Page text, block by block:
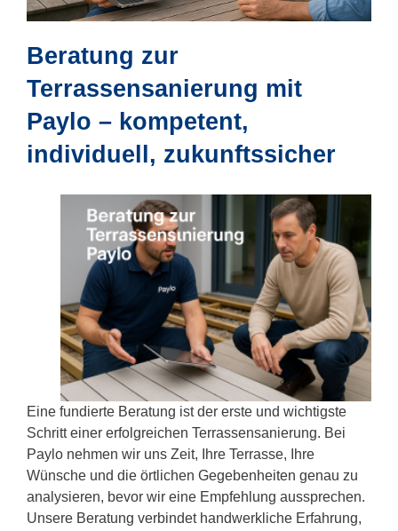
Beratung zur
Terrassensanierung mit
Paylo – kompetent,
individuell, zukunftssicher
Eine fundierte Beratung ist der erste und wichtigste
Schritt einer erfolgreichen Terrassensanierung. Bei
Paylo nehmen wir uns Zeit, Ihre Terrasse, Ihre
Wünsche und die örtlichen Gegebenheiten genau zu
analysieren, bevor wir eine Empfehlung aussprechen.
Unsere Beratung verbindet handwerkliche Erfahrung,